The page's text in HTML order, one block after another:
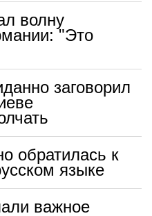
волну
"Это
заговорил
обратилась к
языке
важное